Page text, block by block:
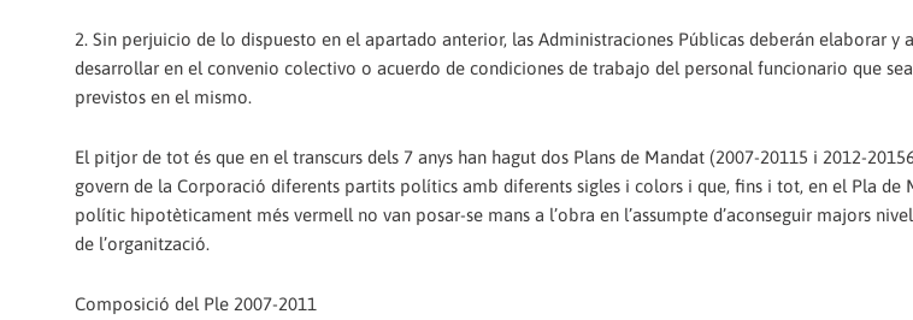
2. Sin perjuicio de lo dispuesto en el apartado anterior, las Administraciones Públicas deberán elaborar y
desarrollar en el convenio colectivo o acuerdo de condiciones de trabajo del personal funcionario que
previstos en el mismo.
El pitjor de tot és que en el transcurs dels 7 anys han hagut dos Plans de Mandat (2007-20115 i 2012-
govern de la Corporació diferents partits polítics amb diferents sigles i colors i que, fins i tot, en el Pla de
polític hipotèticament més vermell no van posar-se mans a l’obra en l’assumpte d’aconseguir majors
de l’organització.
Composició del Ple 2007-2011